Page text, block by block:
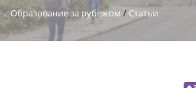
Образование за рубежом / Статьи